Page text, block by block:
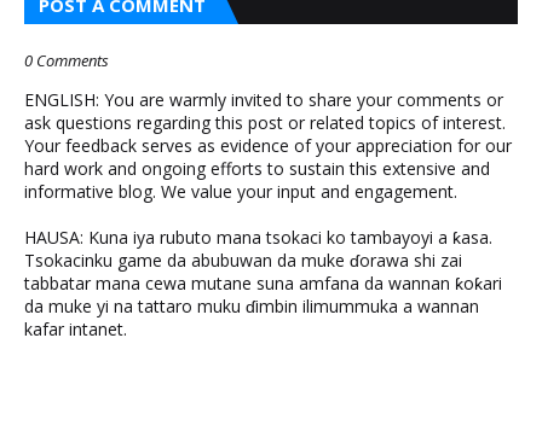
POST A COMMENT
0 Comments
ENGLISH: You are warmly invited to share your comments or
ask questions regarding this post or related topics of interest.
Your feedback serves as evidence of your appreciation for our
hard work and ongoing efforts to sustain this extensive and
informative blog. We value your input and engagement.
HAUSA: Kuna iya rubuto mana tsokaci ko tambayoyi a ƙasa.
Tsokacinku game da abubuwan da muke ɗorawa shi zai
tabbatar mana cewa mutane suna amfana da wannan ƙoƙari
da muke yi na tattaro muku ɗimbin ilimummuka a wannan
kafar intanet.